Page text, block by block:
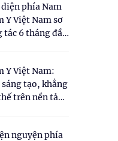
Y dược cổ
Nam"
phía Nam
Y Việt Nam sơ
tác 6 tháng đầu
Y Việt Nam:
tạo, khẳng
trên nền tảng
nguyện phía